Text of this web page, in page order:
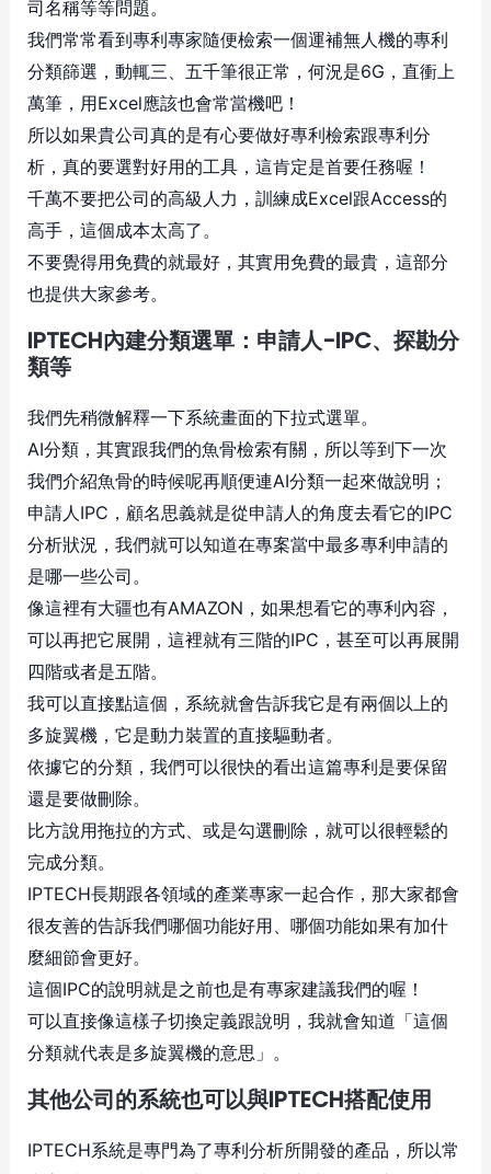
司名稱等等問題。
我們常常看到專利專家隨便檢索一個運補無人機的專利
分類篩選，動輒三、五千筆很正常，何況是6G，直衝上
萬筆，用Excel應該也會常當機吧！
所以如果貴公司真的是有心要做好專利檢索跟專利分
析，真的要選對好用的工具，這肯定是首要任務喔！
千萬不要把公司的高級人力，訓練成Excel跟Access的
高手，這個成本太高了。
不要覺得用免費的就最好，其實用免費的最貴，這部分
也提供大家參考。
IPTECH內建分類選單：申請人-IPC、探勘分
類等
我們先稍微解釋一下系統畫面的下拉式選單。
AI分類，其實跟我們的魚骨檢索有關，所以等到下一次
我們介紹魚骨的時候呢再順便連AI分類一起來做說明；
申請人IPC，顧名思義就是從申請人的角度去看它的IPC
分析狀況，我們就可以知道在專案當中最多專利申請的
是哪一些公司。
像這裡有大疆也有AMAZON，如果想看它的專利內容，
可以再把它展開，這裡就有三階的IPC，甚至可以再展開
四階或者是五階。
我可以直接點這個，系統就會告訴我它是有兩個以上的
多旋翼機，它是動力裝置的直接驅動者。
依據它的分類，我們可以很快的看出這篇專利是要保留
還是要做刪除。
比方說用拖拉的方式、或是勾選刪除，就可以很輕鬆的
完成分類。
IPTECH長期跟各領域的產業專家一起合作，那大家都會
很友善的告訴我們哪個功能好用、哪個功能如果有加什
麼細節會更好。
這個IPC的說明就是之前也是有專家建議我們的喔！
可以直接像這樣子切換定義跟說明，我就會知道「這個
分類就代表是多旋翼機的意思」。
其他公司的系統也可以與IPTECH搭配使用
IPTECH系統是專門為了專利分析所開發的產品，所以常